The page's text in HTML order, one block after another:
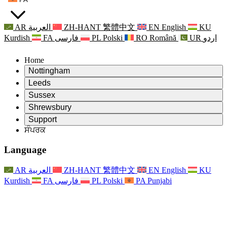
AR العربية ZH-HANT 繁體中文 EN English
KU
Kurdish
FA فارسی PL Polski RO Română UR اردو
Home
Nottingham
Review
ਸਮੀਖਿਆ ਦੇ ਚੇਅਰਮੈਨ
ਸੁਤੰਤਰ ਸਮੀਖਿਆ ਟੀਮ
ਸੰਦਰਭ ਦੀਆਂ ਸ਼ਰਤਾਂ
ਸੁਤੰਤਰ ਸਮੀਖਿਆ ਦੀ ਅੰਤਿਮ ਰਿਪੋਰਟ
ਅਕਸਰ ਪੁੱਛੇ ਜਾਣ ਵਾਲੇ ਸਵਾਲ
ਪਰਿਵਾਰਕ ਫੀਡਬੈਕ ਪ੍ਰਕਿਰਿਆ
ਨਿਊਜ਼ਲੈਟਰ
ਬਾਹਰ ਕੱਡਣਾ
Leeds
Review
ਸਮੀਖਿਆ ਦੇ ਚੇਅਰਮੈਨ
ਸੁਤੰਤਰ ਸਮੀਖਿਆ ਟੀਮ
ਹਵਾਲੇ ਦੀਆਂ ਸ਼ਰਤਾਂ
ਸੰਪਰਕ
ਪਰਿਵਾਰਾਂ ਲਈ ਮਨੋਵਿਗਿਆਨਕ ਸਹਾਇਤਾ
ਪਰਿਵਾਰਾਂ ਲਈ ਅੱਪਡੇਟ
ਘਟਨਾਵਾਂ
For Staff
ਸਟਾਫ ਲਈ ਸਹਾਇਤਾ
Sussex
Review
ਸਮੀਖਿਆ ਦੇ ਚੇਅਰਮੈਨ
ਸੁਤੰਤਰ ਸਮੀਖਿਆ ਟੀਮ
ਸੰਦਰਭ ਦੀਆਂ ਸ਼ਰਤਾਂ
For Families
ਪਰਿਵਾਰਾਂ ਲਈ ਅੱਪਡੇਟ
ਘਟਨਾਵਾਂ
Shrewsbury
Review
ਜਣੇਪਾ ਸਮੀਖਿਆ ਵਾਸਤੇ ਸੰਦਰਭ ਦੀਆਂ ਸ਼ਰਤਾਂ
ਸੁਤੰਤਰ ਸਮੀਖਿਆ ਦੀ ਅੰਤਿਮ ਰਿਪੋਰਟ
ਸੁਤੰਤਰ ਸਮੀਖਿਆ ਦੀ ਪਹਿਲੀ ਰਿਪੋਰਟ
For Families
ਅੱਪਡੇਟ
Support
Leeds
Nottingham
ਪਰਿਵਾਰਕ ਮਨੋਵਿਗਿਆਨਕ ਸਹਾਇਤਾ ਸੇਵਾ
ਮਾਨਸਿਕ ਸਿਹਤ ਸੰਕਟ ਸਹਾਇਤਾ
ਖੇਤਰੀ ਸੇਵਾਵਾਂ ਨੌਟਿੰਘਮ
National
ਸੰਪਰਕ
Language
AR العربية ZH-HANT 繁體中文 EN English
KU
Kurdish
FA فارسی PL Polski PA Punjabi